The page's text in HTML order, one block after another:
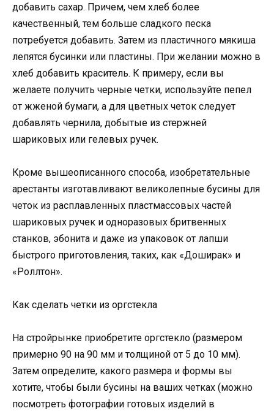
добавить сахар. Причем, чем хлеб более
качественный, тем больше сладкого песка
потребуется добавить. Затем из пластичного мякиша
лепятся бусинки или пластины. При желании можно в
хлеб добавить краситель. К примеру, если вы
желаете получить черные четки, используйте пепел
от жженой бумаги, а для цветных четок следует
добавлять чернила, добытые из стержней
шариковых или гелевых ручек.
Кроме вышеописанного способа, изобретательные
арестанты изготавливают великолепные бусины для
четок из расплавленных пластмассовых частей
шариковых ручек и одноразовых бритвенных
станков, эбонита и даже из упаковок от лапши
быстрого приготовления, таких, как «Доширак» и
«Роллтон».
Как сделать четки из оргстекла
На стройрынке приобретите оргстекло (размером
примерно 90 на 90 мм и толщиной от 5 до 10 мм).
Затем определите, какого размера и формы вы
хотите, чтобы были бусины на ваших четках (можно
посмотреть фотографии готовых изделий в